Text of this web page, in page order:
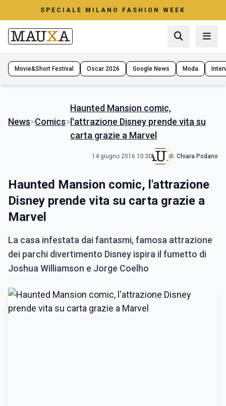
SPECIALE MILANO FASHION WEEK
Movie&Short Festival Oscar 2026 Google News Moda
News>Comics>
Haunted Mansion comic,
l'attrazione Disney prende vita su
carta grazie a Marvel
14 giugno 2016 10:00 di: Chiara Podano
Haunted Mansion comic, l'attrazione
Disney prende vita su carta grazie a
Marvel
La casa infestata dai fantasmi, famosa attrazione
dei parchi divertimento Disney ispira il fumetto di
Joshua Williamson e Jorge Coelho